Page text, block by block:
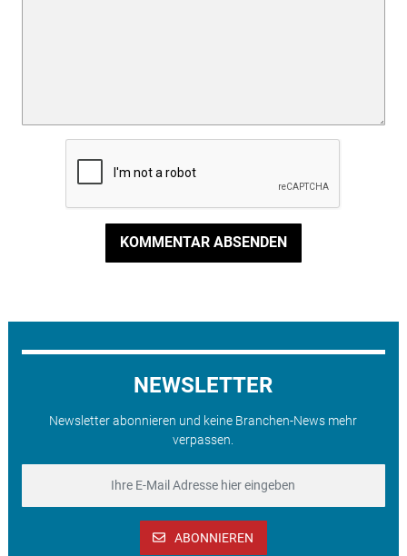
KOMMENTAR ABSENDEN
NEWSLETTER
Newsletter abonnieren und keine Branchen-News mehr
verpassen.
ABONNIEREN